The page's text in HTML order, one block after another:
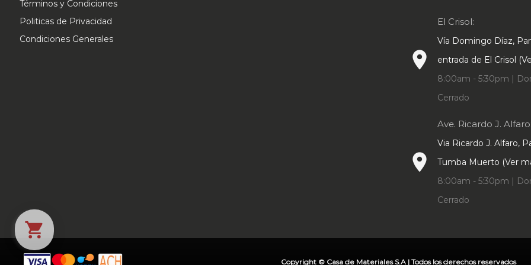
Términos y Condiciones
Politicas de Privacidad
Condiciones Generales
place
El Crisol:
Vía Domingo Díaz,
entrada de El Crisol
8:00am - 5:30pm |
Cerrado
place
Ave. Ricardo J.
Via Ricardo J. Alfaro,
Tumba Muerto (Ver
8:00am - 5:30pm |
Cerrado
Copyright © Casa de Materiales S.A | Todos los derechos reservados